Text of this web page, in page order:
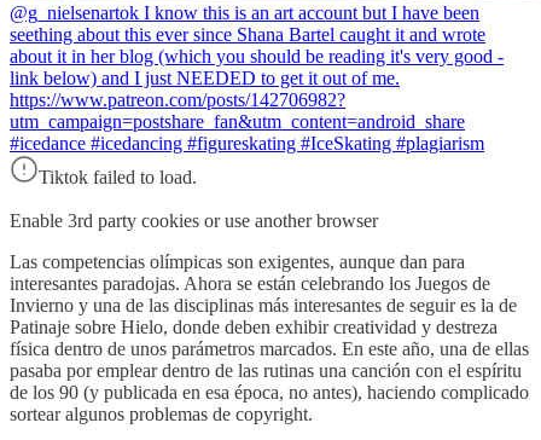
@g_nielsenartok I know this is an art account but I have been
seething about this ever since Shana Bartel caught it and wrote
about it in her blog (which you should be reading it's very good -
link below) and I just NEEDED to get it out of me.
https://www.patreon.com/posts/142706982?
utm_campaign=postshare_fan&utm_content=android_share
#icedance #icedancing #figureskating #IceSkating #plagiarism
Tiktok failed to load.
Enable 3rd party cookies or use another browser
Las competencias olímpicas son exigentes, aunque dan para
interesantes paradojas. Ahora se están celebrando los Juegos de
Invierno y una de las disciplinas más interesantes de seguir es la de
Patinaje sobre Hielo, donde deben exhibir creatividad y destreza
física dentro de unos parámetros marcados. En este año, una de ellas
pasaba por emplear dentro de las rutinas una canción con el espíritu
de los 90 (y publicada en esa época, no antes), haciendo complicado
sortear algunos problemas de copyright.